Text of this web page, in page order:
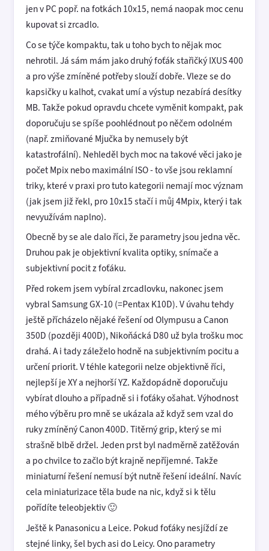
jen v PC popř. na fotkách 10x15, nemá naopak moc cenu
kupovat si zrcadlo.
Co se týče kompaktu, tak u toho bych to nějak moc
nehrotil. Já sám mám jako druhý foťák stařičký IXUS 400
a pro výše zmíněné potřeby slouží dobře. Vleze se do
kapsičky u kalhot, cvakat umí a výstup nezabírá desítky
MB. Takže pokud opravdu chcete vyměnit kompakt, pak
doporučuju se spíše poohlédnout po něčem odolném
(např. zmiňované Mjučka by nemusely být
katastrofální). Nehleděl bych moc na takové věci jako je
počet Mpix nebo maximální ISO - to vše jsou reklamní
triky, které v praxi pro tuto kategorii nemají moc význam
(jak jsem již řekl, pro 10x15 stačí i můj 4Mpix, který i tak
nevyužívám naplno).
Obecně by se ale dalo říci, že parametry jsou jedna věc.
Druhou pak je objektivní kvalita optiky, snímače a
subjektivní pocit z foťáku.
Před rokem jsem vybíral zrcadlovku, nakonec jsem
vybral Samsung GX-10 (=Pentax K10D). V úvahu tehdy
ještě přícházelo nějaké řešení od Olympusu a Canon
350D (později 400D), Nikoňácká D80 už byla trošku moc
drahá. A i tady záleželo hodně na subjektivním pocitu a
určení priorit. V téhle kategorii nelze objektivně říci,
nejlepší je XY a nejhorší YZ. Každopádně doporučuju
vybírat dlouho a případně si i foťáky ošahat. Výhodnost
mého výběru pro mně se ukázala až když sem vzal do
ruky zmíněný Canon 400D. Titěrný grip, který se mi
strašně blbě držel. Jeden prst byl nadměrně zatěžován
a po chvilce to začlo být krajně nepříjemné. Takže
miniaturní řešení nemusí být nutně řešení ideální. Navíc
cela miniaturizace těla bude na nic, když si k tělu
pořídíte teleobjektiv 🙂
Ještě k Panasonicu a Leice. Pokud foťáky nesjíždí ze
stejné linky, šel bych asi do Leicy. Ono parametry